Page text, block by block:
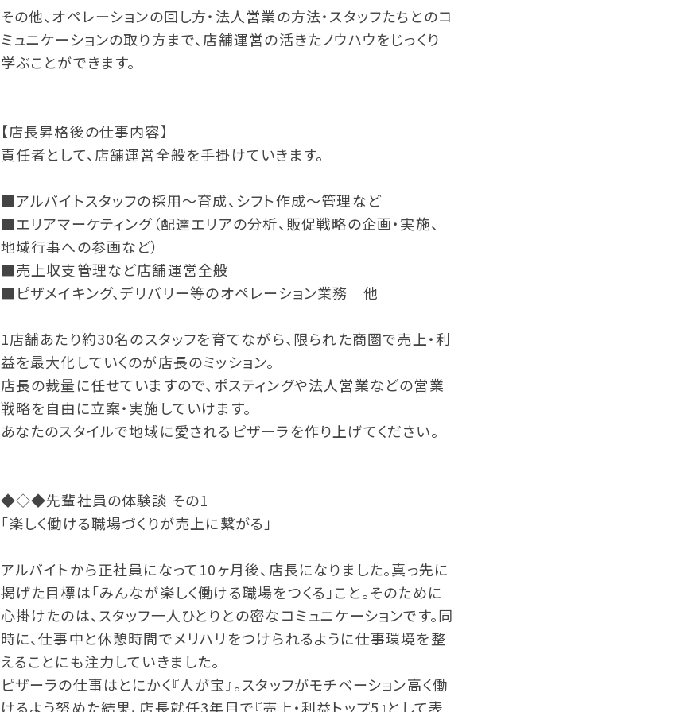
その他、オペレーションの回し方・法人営業の方法・スタッフたちとのコ
ミュニケーションの取り方まで、店舗運営の活きたノウハウをじっくり
学ぶことができます。
【店長昇格後の仕事内容】
責任者として、店舗運営全般を手掛けていきます。
■アルバイトスタッフの採用～育成、シフト作成～管理など
■エリアマーケティング（配達エリアの分析、販促戦略の企画・実施、
地域行事への参画など）
■売上収支管理など店舗運営全般
■ピザメイキング、デリバリー等のオペレーション業務 他
1店舗あたり約30名のスタッフを育てながら、限られた商圏で売上・利
益を最大化していくのが店長のミッション。
店長の裁量に任せていますので、ポスティングや法人営業などの営業
戦略を自由に立案・実施していけます。
あなたのスタイルで地域に愛されるピザーラを作り上げてください。
◆◇◆先輩社員の体験談 その1
「楽しく働ける職場づくりが売上に繋がる」
アルバイトから正社員になって10ヶ月後、店長になりました。真っ先に
掲げた目標は「みんなが楽しく働ける職場をつくる」こと。そのために
心掛けたのは、スタッフ一人ひとりとの密なコミュニケーションです。同
時に、仕事中と休憩時間でメリハリをつけられるように仕事環境を整
えることにも注力していきました。
ピザーラの仕事はとにかく『人が宝』。スタッフがモチベーション高く働
けるよう努めた結果、店長就任3年目で『売上・利益トップ5』として表